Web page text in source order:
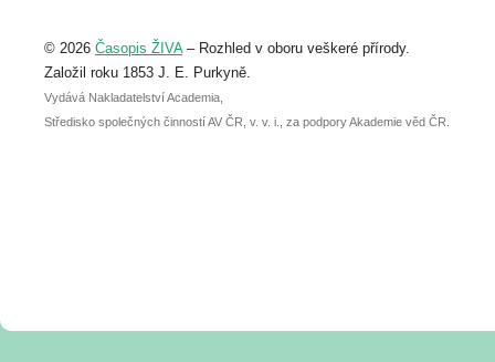
abstraktu přihlášené přednášky nebo
posteru je už 30. června.
© 2026 Časopis ŽIVA– Rozhled v oboru veškeré přírody.
Založil roku 1853 J. E. Purkyně.
Vydává Nakladatelství Academia,
Středisko společných činností AV ČR, v. v. i., za podpory Akademie věd ČR.